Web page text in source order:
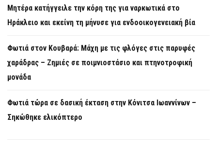
Μητέρα κατήγγειλε την κόρη της για ναρκωτικά στο
Ηράκλειο και εκείνη τη μήνυσε για ενδοοικογενειακή βία
Φωτιά στον Κουβαρά: Μάχη με τις φλόγες στις παρυφές
χαράδρας – Ζημιές σε ποιμνιοστάσιο και πτηνοτροφική
μονάδα
Φωτιά τώρα σε δασική έκταση στην Κόνιτσα Ιωαννίνων –
Σηκώθηκε ελικόπτερο